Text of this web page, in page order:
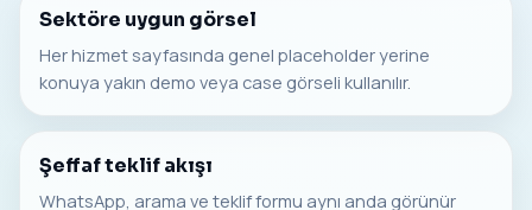
Sektöre uygun görsel
Her hizmet sayfasında genel placeholder yerine
konuya yakın demo veya case görseli kullanılır.
Şeffaf teklif akışı
WhatsApp, arama ve teklif formu aynı anda görünür